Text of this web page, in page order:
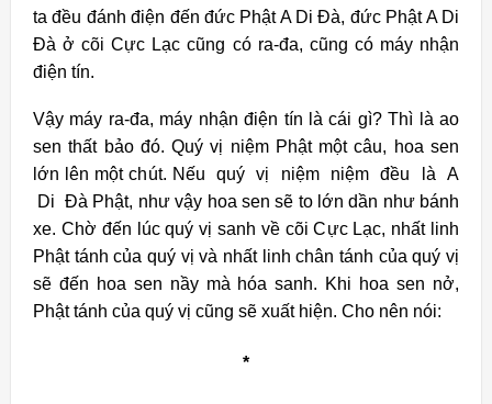
ta đều đánh điện đến đức Phật A Di Đà, đức Phật A Di
Đà ở cõi Cực Lạc cũng có ra-đa, cũng có máy nhận
điện tín.
Vậy máy ra-đa, máy nhận điện tín là cái gì? Thì là ao
sen thất bảo đó. Quý vị niệm Phật một câu, hoa sen
lớn lên một chút. Nếu quý vị niệm niệm đều là A
Di Đà Phật, như vậy hoa sen sẽ to lớn dần như bánh
xe. Chờ đến lúc quý vị sanh về cõi Cực Lạc, nhất linh
Phật tánh của quý vị và nhất linh chân tánh của quý vị
sẽ đến hoa sen nầy mà hóa sanh. Khi hoa sen nở,
Phật tánh của quý vị cũng sẽ xuất hiện. Cho nên nói:
*